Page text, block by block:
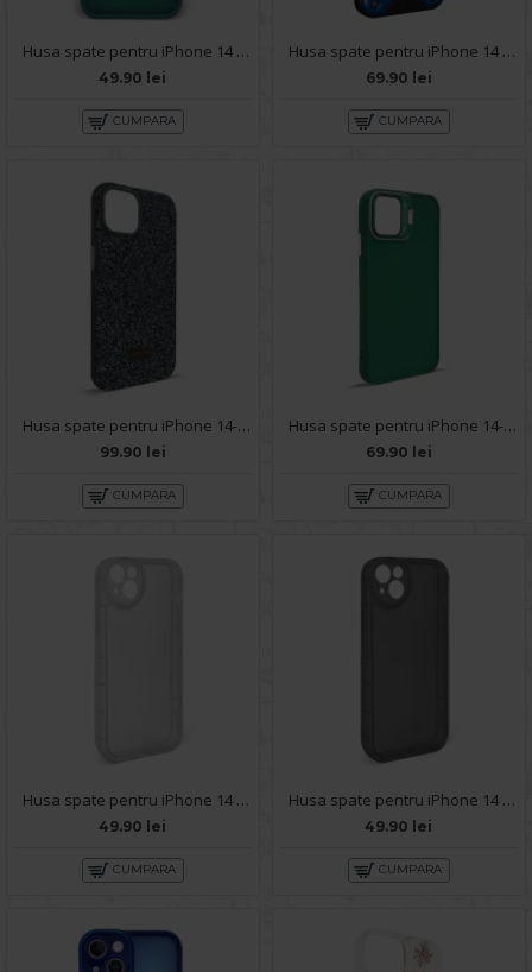
Husa spate pentru iPhone 14 - Catwalk Case Verde
49.90 lei
CUMPARA
Husa spate pentru iPhone 14 - Slide Case Albastru Deschis
69.90 lei
CUMPARA
Husa spate pentru iPhone 14- Glow case
99.90 lei
CUMPARA
Husa spate pentru iPhone 14- Drop case Kickstand Verde
69.90 lei
CUMPARA
Husa spate pentru iPhone 14 - Round Case Transparenta
49.90 lei
CUMPARA
Husa spate pentru iPhone 14 - Round Case Negru
49.90 lei
CUMPARA